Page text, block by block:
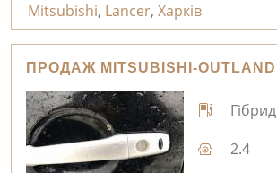
Mitsubishi, Lancer, Харків
Гібрид
2.4